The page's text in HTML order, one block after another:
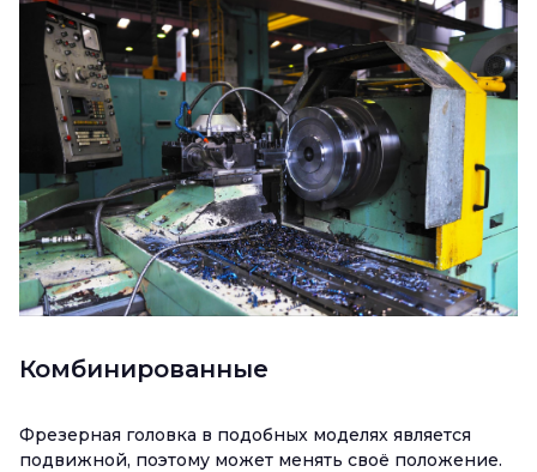
Комбинированные
Фрезерная головка в подобных моделях является
подвижной, поэтому может менять своё положение.